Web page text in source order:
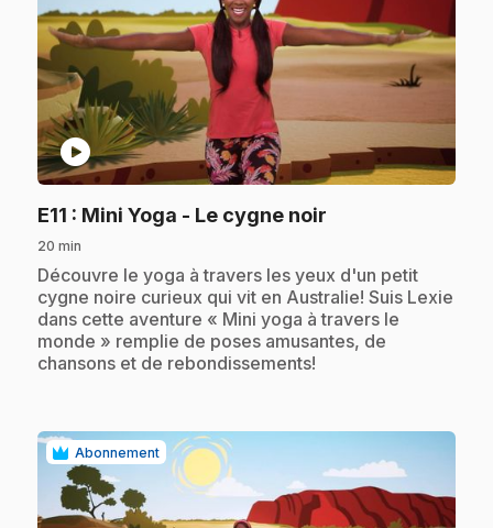
play_circle
E11 : Mini Yoga - Le cygne noir
20 min
.Découvre le yoga à travers les yeux d'un petit
cygne noire curieux qui vit en Australie! Suis Lexie
dans cette aventure « Mini yoga à travers le
monde » remplie de poses amusantes, de
chansons et de rebondissements!
Abonnement